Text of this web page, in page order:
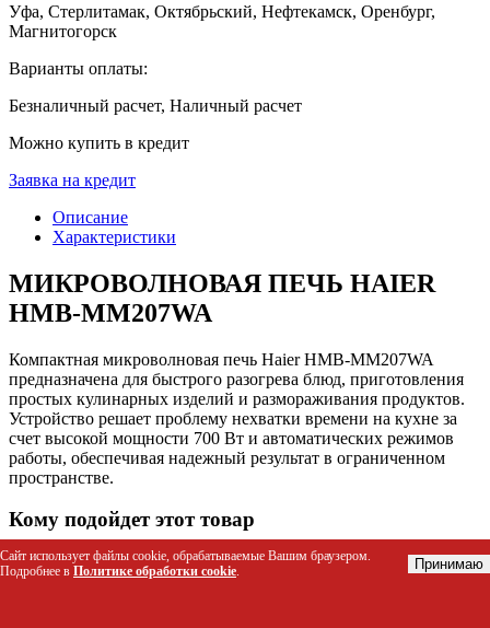
Уфа, Стерлитамак, Октябрьский, Нефтекамск, Оренбург,
Магнитогорск
Варианты оплаты:
Безналичный расчет, Наличный расчет
Можно купить в кредит
Заявка на кредит
Описание
Характеристики
МИКРОВОЛНОВАЯ ПЕЧЬ HAIER
HMB-MM207WA
Компактная микроволновая печь Haier HMB-MM207WA
предназначена для быстрого разогрева блюд, приготовления
простых кулинарных изделий и размораживания продуктов.
Устройство решает проблему нехватки времени на кухне за
счет высокой мощности 700 Вт и автоматических режимов
работы, обеспечивая надежный результат в ограниченном
пространстве.
Кому подойдет этот товар
Студентам и жильцам общежитий для быстрого
приготовления еды в небольших кухонных зонах.
Сайт использует файлы cookie, обрабатываемые Вашим браузером.
Подробнее в Политике обработки cookie. Принимаю